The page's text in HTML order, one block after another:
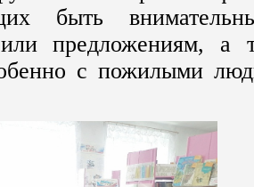
быть
предложениям, а
с пожилыми